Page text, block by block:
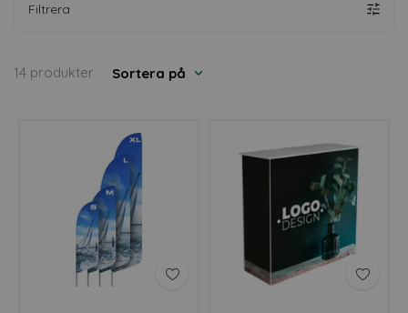
Filtrera
14 produkter Sortera på